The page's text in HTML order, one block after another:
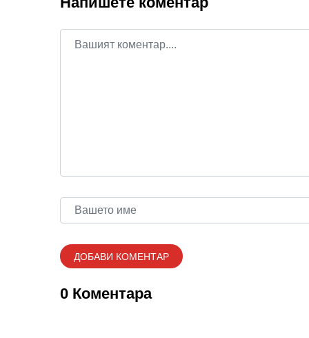
0 Коментара